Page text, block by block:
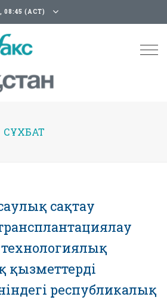
08:45 (АСТ)
СҰХБАТ
сақтау
республикалық